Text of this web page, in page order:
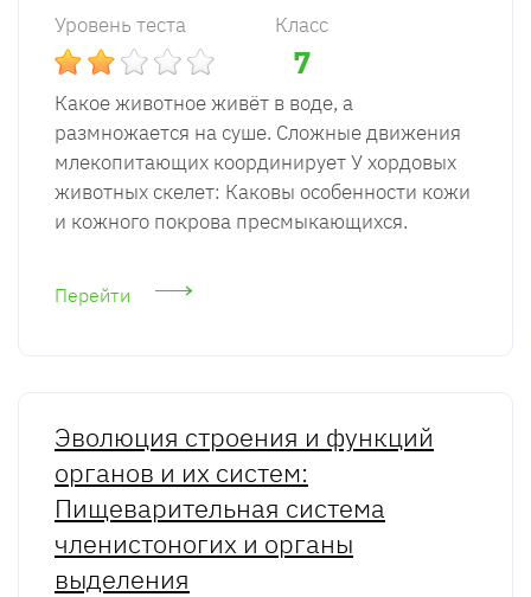
Уровень теста Класс
7
Какое животное живёт в воде, а
размножается на суше. Сложные движения
млекопитающих координирует У хордовых
животных скелет: Каковы особенности кожи
и кожного покрова пресмыкающихся.
Перейти
Эволюция строения и функций
органов и их систем:
Пищеварительная система
членистоногих и органы
выделения